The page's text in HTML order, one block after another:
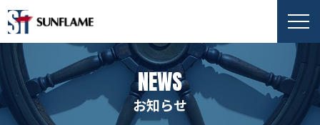
NEWS
お知らせ